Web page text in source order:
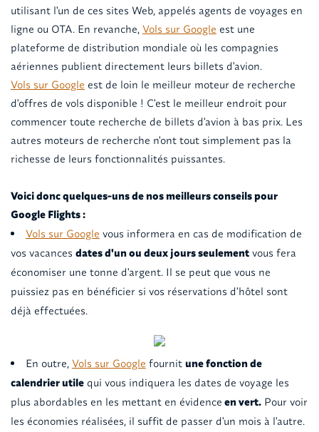
utilisant l'un de ces sites Web, appelés agents de voyages en
ligne ou OTA. En revanche, Vols sur Google est une
plateforme de distribution mondiale où les compagnies
aériennes publient directement leurs billets d'avion.
Vols sur Google est de loin le meilleur moteur de recherche
d'offres de vols disponible ! C'est le meilleur endroit pour
commencer toute recherche de billets d'avion à bas prix. Les
autres moteurs de recherche n'ont tout simplement pas la
richesse de leurs fonctionnalités puissantes.
Voici donc quelques-uns de nos meilleurs conseils pour
Google Flights :
Vols sur Google vous informera en cas de modification de
vos vacances dates d'un ou deux jours seulementvous fera
économiser une tonne d'argent. Il se peut que vous ne
puissiez pas en bénéficier si vos réservations d'hôtel sont
déjà effectuées.
En outre, Vols sur Google fournit une fonction de
calendrier utilequi vous indiquera les dates de voyage les
plus abordables en les mettant en évidence en vert.Pour voir
les économies réalisées, il suffit de passer d'un mois à l'autre.